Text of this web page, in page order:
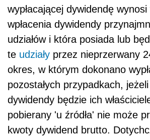
wypłacającej dywidendę
wpłacenia dywidendy
udziałów i która posiada lub
te udziały przez nieprzerwany
okres, w którym dokonano
pozostałych przypadkach,
dywidendy będzie ich
pobierany 'u źródła' nie może
kwoty dywidend brutto.